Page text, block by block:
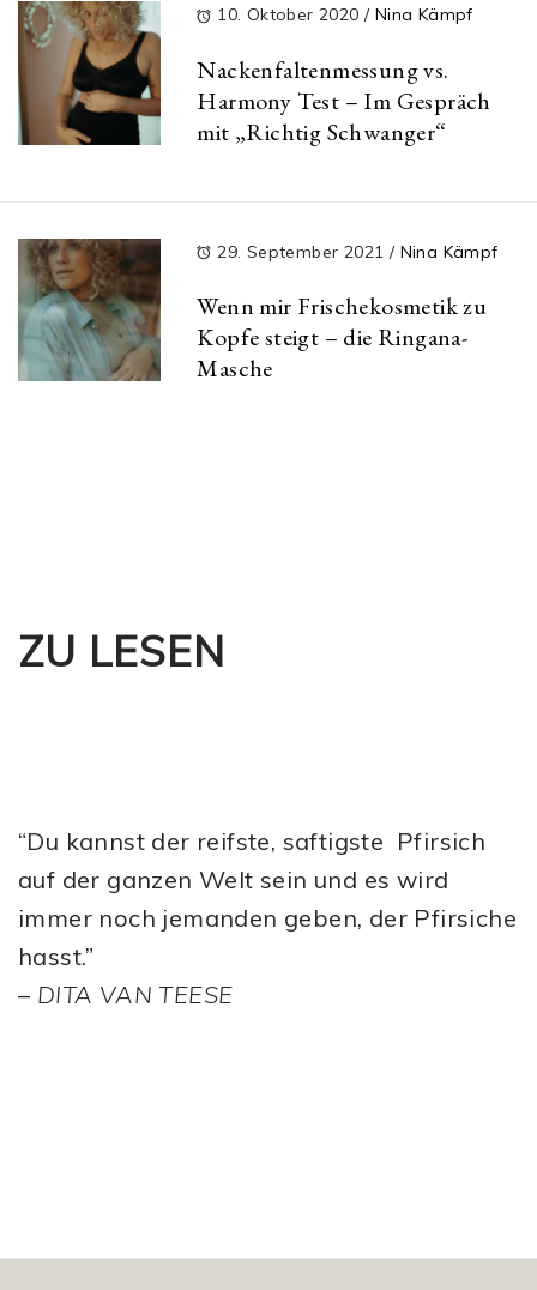
10. Oktober 2020 / Nina Kämpf
Nackenfaltenmessung vs.
Harmony Test – Im Gespräch
mit „Richtig Schwanger“
29. September 2021 / Nina Kämpf
Wenn mir Frischekosmetik zu
Kopfe steigt – die Ringana-
Masche
ZU LESEN
“Du kannst der reifste, saftigste Pfirsich
auf der ganzen Welt sein und es wird
immer noch jemanden geben, der Pfirsiche
hasst.”
– DITA VAN TEESE